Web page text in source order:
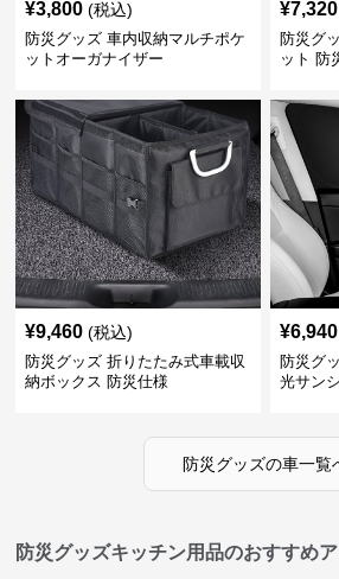
¥3,800 (税込)
防災グッズ 車内収納マルチポケ
ットオーガナイザー
¥7,320
防災グ
ット 防
¥9,460 (税込)
防災グッズ 折りたたみ式車載収
納ボックス 防災仕様
¥6,940
防災グ
光サン
防災グッズの車一覧
防災グッズキッチン用品のおすすめ